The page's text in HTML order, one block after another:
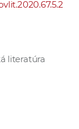
literatúra